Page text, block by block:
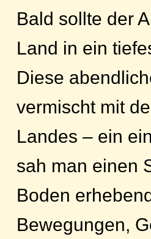
Bald sollte der
Land in ein
Diese
vermischt mit
Landes – ein
sah man einen
Boden
Bewegungen,